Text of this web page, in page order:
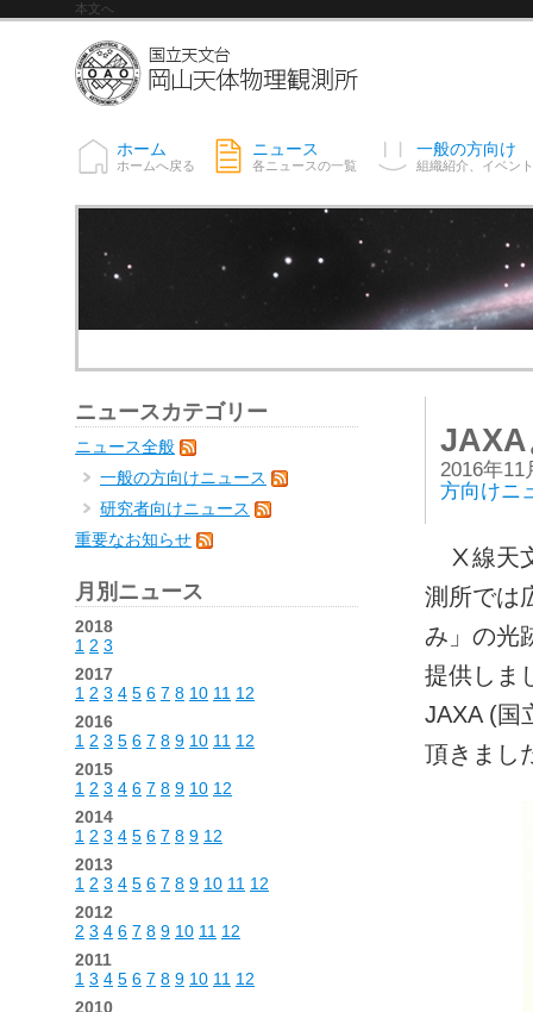
本文へ
ホーム
ホームへ戻る
ニュース
各ニュースの一覧
一般の方向け
組織紹介、イベン
JAXA
2016年
方向けニ
Ⅹ線天文
測所では
み」の光
提供しま
JAXA (国
頂きまし
ニュースカテゴリー
ニュース全般
一般の方向けニュース
研究者向けニュース
重要なお知らせ
月別ニュース
2018
1 2 3
2017
1 2 3 4 5 6 7 8 10 11 12
2016
1 2 3 5 6 7 8 9 10 11 12
2015
1 2 3 4 6 7 8 9 10 12
2014
1 2 3 4 5 6 7 8 9 12
2013
1 2 3 4 5 6 7 8 9 10 11 12
2012
2 3 4 6 7 8 9 10 11 12
2011
1 3 4 5 6 7 8 9 10 11 12
2010